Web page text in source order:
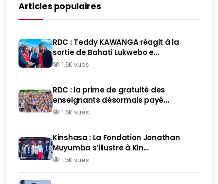
Articles populaires
RDC : Teddy KAWANGA réagit à la
sortie de Bahati Lukwebo e...
1.6K vues
RDC : la prime de gratuité des
enseignants désormais payé...
1.6K vues
Kinshasa : La Fondation Jonathan
Muyumba s’illustre à Kin...
1.5K vues